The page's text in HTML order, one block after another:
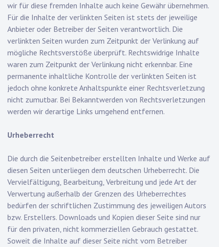
wir für diese fremden Inhalte auch keine Gewähr übernehmen.
Für die Inhalte der verlinkten Seiten ist stets der jeweilige
Anbieter oder Betreiber der Seiten verantwortlich. Die
verlinkten Seiten wurden zum Zeitpunkt der Verlinkung auf
mögliche Rechtsverstöße überprüft. Rechtswidrige Inhalte
waren zum Zeitpunkt der Verlinkung nicht erkennbar. Eine
permanente inhaltliche Kontrolle der verlinkten Seiten ist
jedoch ohne konkrete Anhaltspunkte einer Rechtsverletzung
nicht zumutbar. Bei Bekanntwerden von Rechtsverletzungen
werden wir derartige Links umgehend entfernen.
Urheberrecht
Die durch die Seitenbetreiber erstellten Inhalte und Werke auf
diesen Seiten unterliegen dem deutschen Urheberrecht. Die
Vervielfältigung, Bearbeitung, Verbreitung und jede Art der
Verwertung außerhalb der Grenzen des Urheberrechtes
bedürfen der schriftlichen Zustimmung des jeweiligen Autors
bzw. Erstellers. Downloads und Kopien dieser Seite sind nur
für den privaten, nicht kommerziellen Gebrauch gestattet.
Soweit die Inhalte auf dieser Seite nicht vom Betreiber